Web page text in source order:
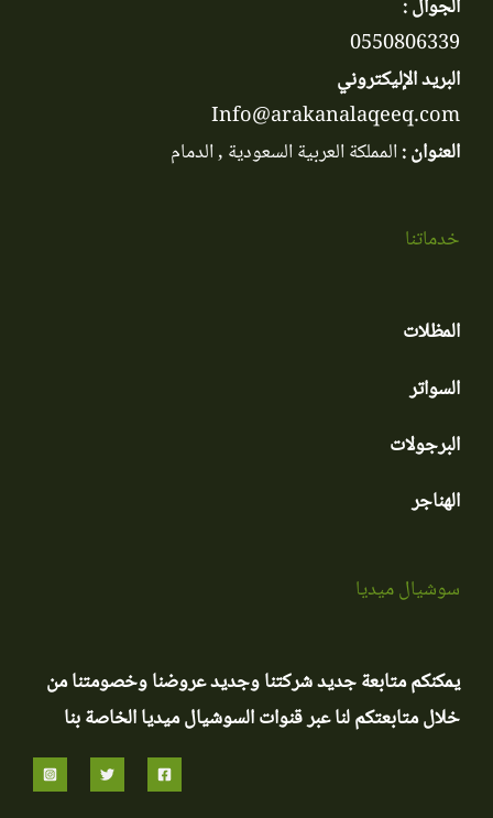
الجوال :
0550806339
البريد الإليكتروني
Info@arakanalaqeeq.com
العنوان :المملكة العربية السعودية , الدمام
خدماتنا
المظلات
السواتر
البرجولات
الهناجر
سوشيال ميديا
يمكنكم متابعة جديد شركتنا وجديد عروضنا وخصومتنا من
خلال متابعتكم لنا عبر قنوات السوشيال ميديا الخاصة بنا